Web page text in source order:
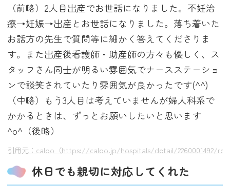
（前略）2人目出産でお世話になりました。不妊治
療→妊娠→出産とお世話になりました。落ち着いた
お話方の先生で質問等に細かく答えてくださりま
す。また出産後看護師・助産師の方々も優しく、ス
タッフさん同士が明るい雰囲気でナースステーショ
ンで談笑されていたり雰囲気が良かったです(^^)
（中略）もう3人目は考えていませんが婦人科系で
かかるときは、ずっとお願いしたいと思います
^o^（後略）
引用元：caloo（https://caloo.jp/hospitals/detail/2260001492/
休日でも親切に対応してくれた